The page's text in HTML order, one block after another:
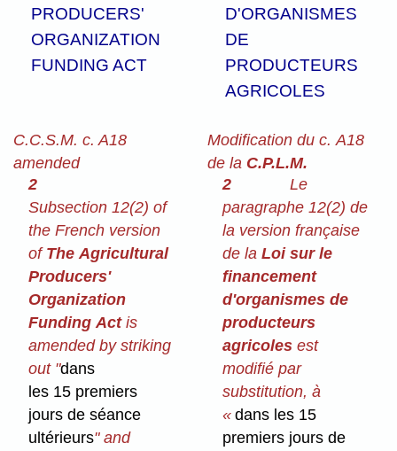
PRODUCERS'
ORGANIZATION
FUNDING ACT
D'ORGANISMES
DE
PRODUCTEURS
AGRICOLES
C.C.S.M. c. A18
amended
2
Subsection 12(2) of
the French version
of The Agricultural
Producers'
Organization
Funding Actis
amended by striking
out "dans
les 15 premiers
jours de séance
ultérieurs" and
Modification du c. A18
de la C.P.L.M.
2
Le
paragraphe 12(2) de
la version française
de laLoi sur le
financement
d'organismes de
producteurs
agricoles est
modifié par
substitution, à
«dans les 15
premiers jours de